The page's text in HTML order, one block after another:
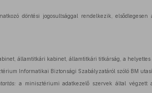
döntési jogosultsággal rendelkezik,
államtitkári kabinet, államtitkári titkárság, a helyettes
Informatikai Biztonsági Szabályzatáról szóló BM
a minisztériumi adatkezelő szervek által végzett